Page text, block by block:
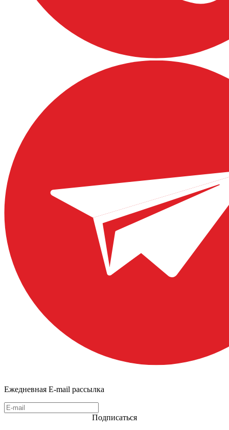
Ежедневная E-mail рассылка
Подписаться